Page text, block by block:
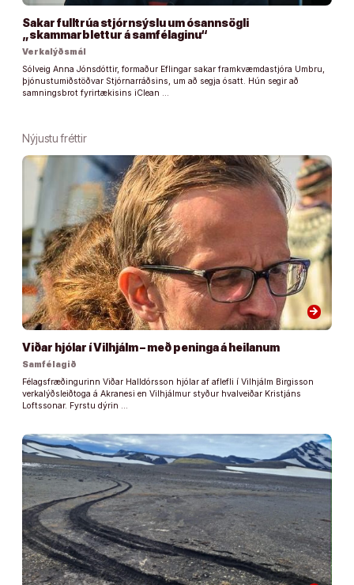
Sakar fulltrúa stjórnsýslu um ósannsögli
„skammarblettur á samfélaginu“
Verkalýðsmál
Sólveig Anna Jónsdóttir, formaður Eflingar sakar framkvæmdastjóra Umbru,
þjónustumiðstöðvar Stjórnarráðsins, um að segja ósatt. Hún segir að
samningsbrot fyrirtækisins iClean …
Nýjustu fréttir
arrow_forward
Viðar hjólar í Vilhjálm – með peninga á heilanum
Samfélagið
Félagsfræðingurinn Viðar Halldórsson hjólar af aflefli í Vilhjálm Birgisson
verkalýðsleiðtoga á Akranesi en Vilhjálmur styður hvalveiðar Kristjáns
Loftssonar. Fyrstu dýrin …